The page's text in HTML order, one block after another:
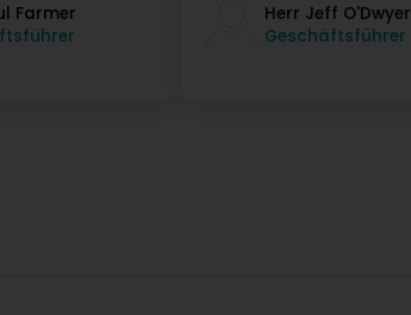
Farmer
Herr Jeff O'Dwyer
Geschäftsführer